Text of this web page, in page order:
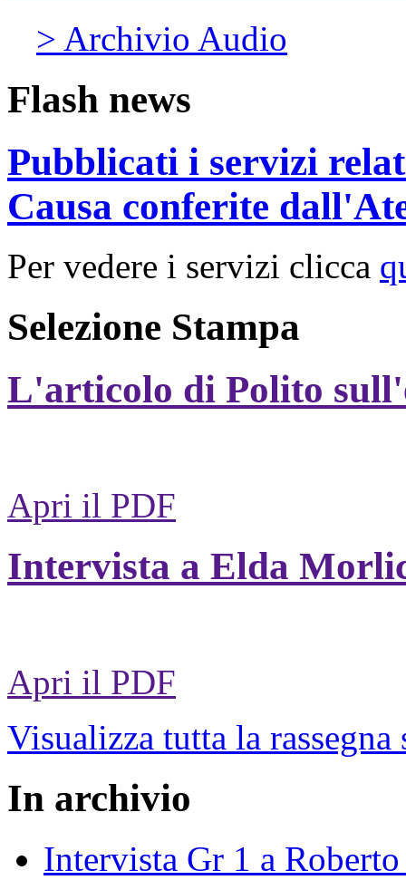
> Archivio Audio
Flash news
Pubblicati i servizi
Causa conferite
Per vedere i servizi clicca
Selezione Stampa
L'articolo di Polito
Apri il PDF
Intervista a Elda
Apri il PDF
Visualizza tutta la rassegna
In archivio
Intervista Gr 1 a